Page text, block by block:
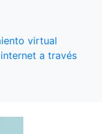
virtual
a través